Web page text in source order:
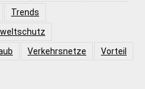
Trends
Verkehrsnetze
Vorteil